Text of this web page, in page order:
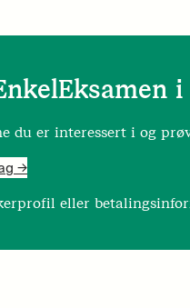
i
du er interessert i og
->
eller